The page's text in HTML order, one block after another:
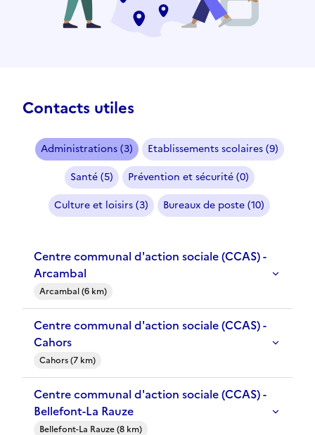
Contacts utiles
Administrations (3)
Etablissements scolaires (9)
Santé (5)
Prévention et sécurité (0)
Culture et loisirs (3)
Bureaux de poste (10)
Centre communal d'action sociale (CCAS) -
Arcambal
Arcambal (6 km)
Centre communal d'action sociale (CCAS) -
Cahors
Cahors (7 km)
Centre communal d'action sociale (CCAS) -
Bellefont-La Rauze
Bellefont-La Rauze (8 km)